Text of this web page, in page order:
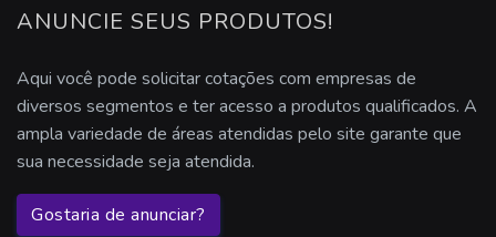
ANUNCIE SEUS PRODUTOS!
Aqui você pode solicitar cotações com empresas de
diversos segmentos e ter acesso a produtos qualificados. A
ampla variedade de áreas atendidas pelo site garante que
sua necessidade seja atendida.
Gostaria de anunciar?